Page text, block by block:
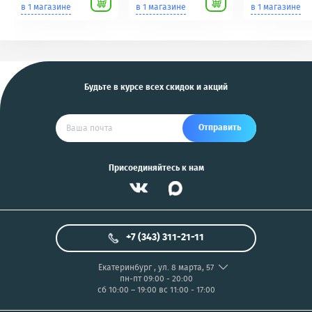
Scher-Khan,
Tomahawk, Pandora,
в 1 магазине
для фотоаппаратов
NIKON/SONY COOL
в 1 магазине
в 1 магазине
Будьте в курсе всех скидок и акций
Отправить
Присоединяйтесь к нам
+7 (343) 311-21-11
Екатеринбург, ул. 8 марта, 57
пн-пт 09:00 - 20:00
сб 10:00 – 19:00 вс 11:00 - 17:00